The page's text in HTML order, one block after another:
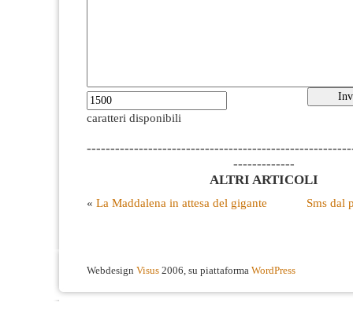
caratteri disponibili
-------------
ALTRI ARTICOLI
« La Maddalena in attesa del gigante Sms dal
Webdesign Visus 2006, su piattaforma WordPress